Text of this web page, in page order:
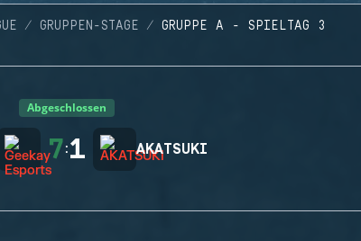
GRUPPEN-STAGE GRUPPE A - SPIELTAG 3
Abgeschlossen
7:1 AKATSUKI